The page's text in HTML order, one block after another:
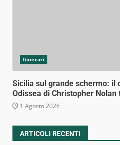
Itinerari
Sicilia sul grande schermo: il
Odissea di Christopher Nolan
1 Agosto 2026
ARTICOLI RECENTI